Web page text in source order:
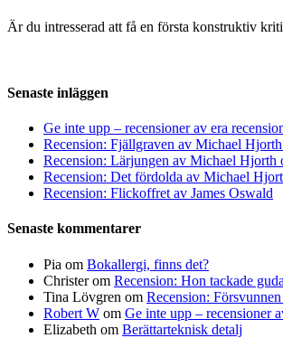
Är du intresserad att få en första konstruktiv
Senaste inläggen
Ge inte upp – recensioner av era
Recension: Fjällgraven av Michael
Recension: Lärjungen av Michael Hjorth
Recension: Det fördolda av Michael
Recension: Flickoffret av James Oswald
Senaste kommentarer
Pia om Bokallergi, finns det?
Christerom Recension: Hon tackade
Tina Lövgren om Recension:
Robert W om Ge inte upp – recensioner
Elizabeth om Berättarteknisk detalj